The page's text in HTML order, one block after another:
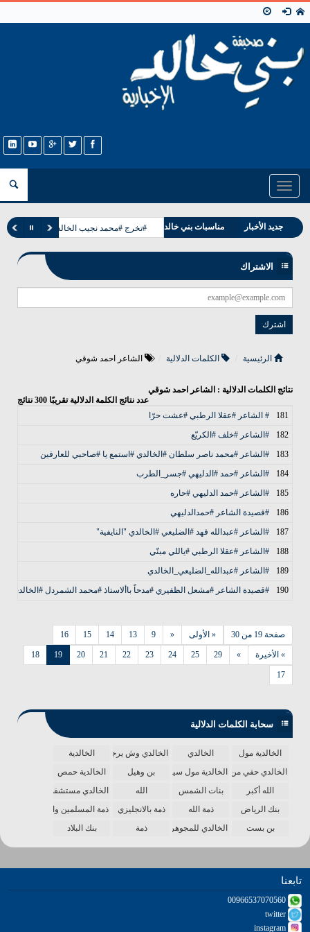
Toggle
navigation
جديد الأخبار مناسبات بني خالد #تخرج #محمد نجيب الخالدي
الاشتراك
الرئيسية الكلمات الدلالية الشاعر احمد شوقي
نتائج الكلمات الدلالية : الشاعر احمد شوقي
عدد نتائج الكلمة الدلالية تقريبًا 300 نتائج
181
# الشاعر #عقلا الرطبي #عشت حرّا
182
#الشاعر #خلف #الكريّع
183
#الشاعر #محمد ناصر سلطان #الخالدي #استمع يا #صاحبي للعارفين
184
#الشاعر #حمد #الدليهي #جسر_الطرب
185
#الشاعر #حمد الدليهي #حاره
186
#قصيدة الشاعر #حمدالدليهي
187
#الشاعر #عبدالله فهد #الضليعي #الخالدي "النايفية"
188
#الشاعر #عقلا الرطبي #ياللي مبنّي
189
#الشاعر #عبدالله_الضليعي_الخالدي
190
#قصيدة الشاعر #مشعل الظفيري #مدحاً باألاستاذ #محمد الشمردل #الخالدي
صفحة 19 من 30 « الأولى «
9
13
14
15
16
17
18 19 20 21 22 23 24 25 29 » » الأخيرة
سحابة الكلمات الدلالية
الخالدية مول الخالدي الخالدي وش يرجع
الخالدية
الخالدي حقي من الدنياالخالدية مول سينما بن وهيل
الخالدية حمص
الله أكبر
بنات الشمس الله
الخالدي مستشفى
بنك الرياض
ذمة الله ذمة بالانجليزي
ذمة المسلمين واحدة
بن بست
الخالدي للمجوهرات ذمة بنك البلاد
تابعنا